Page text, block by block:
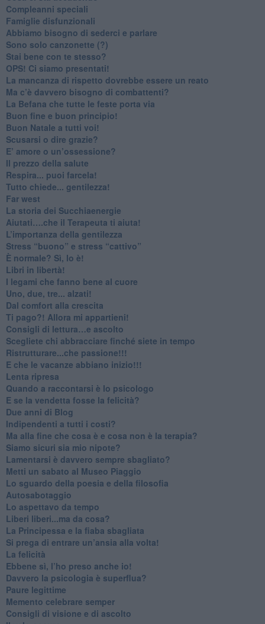
​Compleanni speciali
​Famiglie disfunzionali
​Abbiamo bisogno di sederci e parlare
Sono solo canzonette (?)
​Stai bene con te stesso?
​OPS! Ci siamo presentati!
​La mancanza di rispetto dovrebbe essere un reato
​Ma c’è davvero bisogno di combattenti?
​La Befana che tutte le feste porta via
Buon fine e buon principio!
​Buon Natale a tutti voi!
​Scusarsi o dire grazie?
​E’ amore o un’ossessione?
​Il prezzo della salute
​Respira... puoi farcela!
​Tutto chiede... gentilezza!
​Far west
​La storia dei Succhiaenergie
​Aiutati….che il Terapeuta ti aiuta!
​L’importanza della gentilezza
​Stress “buono” e stress “cattivo”
​È normale? Sì, lo è!
​Libri in libertà!
​I legami che fanno bene al cuore
Uno, due, tre... alzati!​
​Dal comfort alla crescita
​Ti pago?! Allora mi appartieni!​
​Consigli di lettura…e ascolto
​Scegliete chi abbracciare finché siete in tempo
​Ristrutturare...che passione!!!
​E che le vacanze abbiano inizio!!!
​Lenta ripresa
​Quando a raccontarsi è lo psicologo
​E se la vendetta fosse la felicità?
​Due anni di Blog
​Indipendenti a tutti i costi?
​Ma alla fine che cosa è e cosa non è la terapia?
​Siamo sicuri sia mio nipote?
​Lamentarsi è davvero sempre sbagliato?
​Metti un sabato al Museo Piaggio
​Lo sguardo della poesia e della filosofia
Autosabotaggio
​Lo aspettavo da tempo
​Liberi liberi...ma da cosa?
​La Principessa e la fiaba sbagliata
Si prega di entrare un’ansia alla volta!
​La felicità
​Ebbene sì, l’ho preso anche io!
​Davvero la psicologia è superflua?
Paure legittime
​Memento celebrare semper
​Consigli di visione e di ascolto